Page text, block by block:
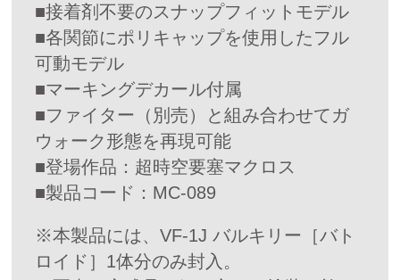
■接着剤不要のスナップフィットモデル
■各関節にポリキャップを使用したフル
可動モデル
■マーキングデカール付属
■ファイター（別売）と組み合わせてガ
ウォーク形態を再現可能
■登場作品：超時空要塞マクロス
■製品コード：MC-089
※本製品には、VF-1J バルキリー［バト
ロイド］1体分のみ封入。